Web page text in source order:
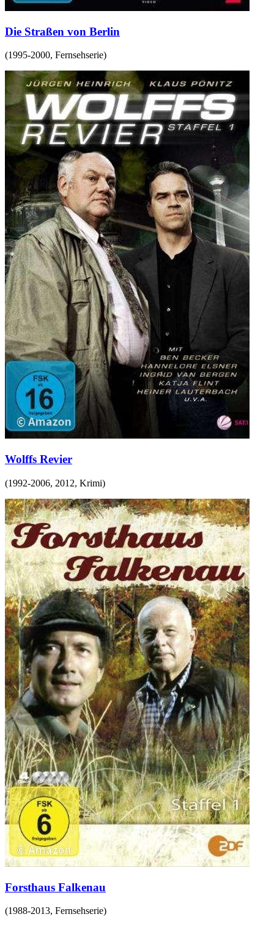
Die Straßen von Berlin
(1995-2000, Fernsehserie)
Wolffs Revier
(1992-2006, 2012, Krimi)
Forsthaus Falkenau
(1988-2013, Fernsehserie)